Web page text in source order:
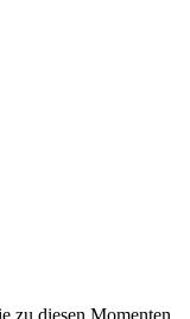
zu diesen Momenten